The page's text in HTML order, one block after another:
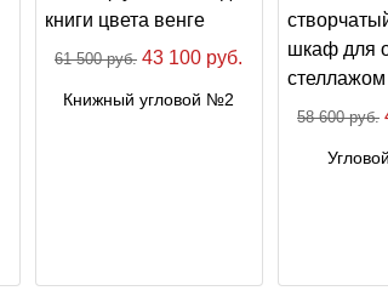
61 500 руб. 43 100 руб.
Книжный угловой №2
58 600 руб.